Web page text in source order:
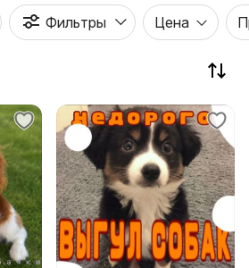
Фильтры Цена